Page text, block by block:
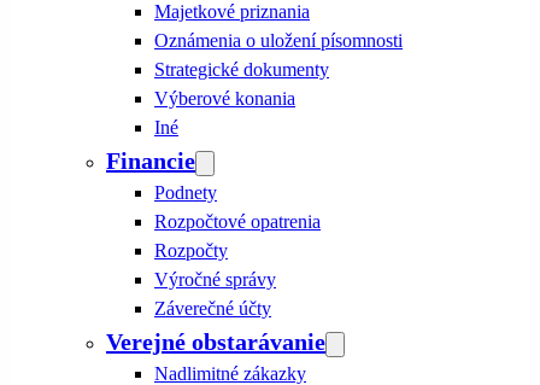
Majetkové priznania
Oznámenia o uložení písomnosti
Strategické dokumenty
Výberové konania
Iné
Financie
Podnety
Rozpočtové opatrenia
Rozpočty
Výročné správy
Záverečné účty
Verejné obstarávanie
Nadlimitné zákazky